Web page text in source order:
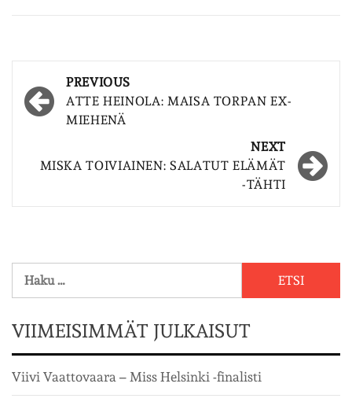
Post
navigation
PREVIOUS
ATTE HEINOLA: MAISA TORPAN EX-
MIEHENÄ
NEXT
MISKA TOIVIAINEN: SALATUT ELÄMÄT
-TÄHTI
Haku:
VIIMEISIMMÄT JULKAISUT
Viivi Vaattovaara – Miss Helsinki -finalisti